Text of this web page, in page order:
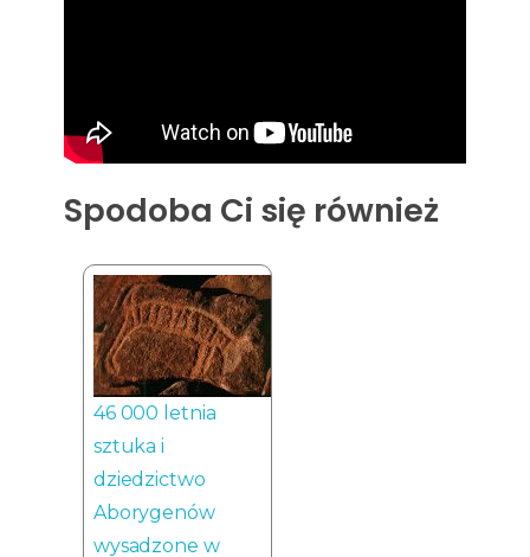
Spodoba Ci się również
46 000 letnia
sztuka i
dziedzictwo
Aborygenów
wysadzone w